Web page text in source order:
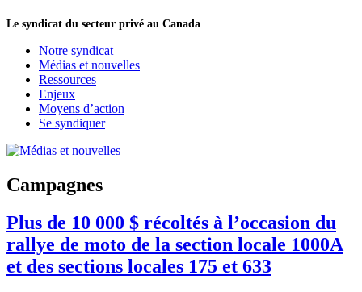
Le syndicat du secteur privé au Canada
Notre syndicat
Médias et nouvelles
Ressources
Enjeux
Moyens d’action
Se syndiquer
Campagnes
Plus de 10 000 $ récoltés à l’occasion du
rallye de moto de la section locale 1000A
et des sections locales 175 et 633